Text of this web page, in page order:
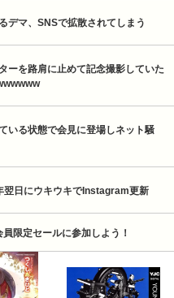
デマ、SNSで拡散されてしまう
ーを路肩に止めて記念撮影していた
いる状態で会見に登場しネット騒
翌日にウキウキでInstagram更新
限定セールに参加しよう！